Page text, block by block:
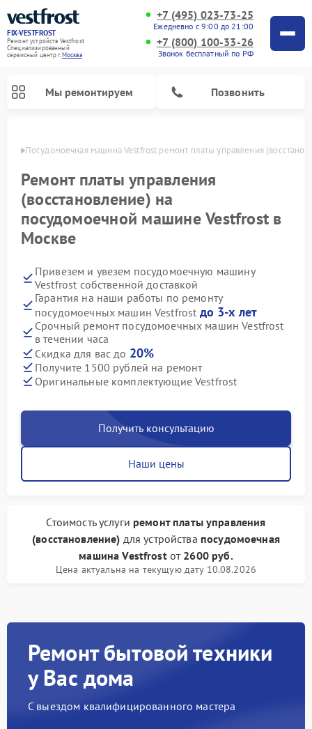
FIX-VESTFROST
Ремонт устройств Vestfrost
Специализированный
cервисный центр г.Москва
+7 (495) 023-73-25
Ежедневно с 9:00 до 21:00
+7 (800) 100-33-26
Звонок бесплатный по РФ
Мы ремонтируем Позвонить
Посудомоечная машина Vestfrost ремонт платы управления
Ремонт платы управления
(восстановление) на
посудомоечной машине Vestfrost в
Москве
Привезем и увезем посудомоечную машину
Vestfrost собственной доставкой
Гарантия на наши работы по ремонту
посудомоечных машин Vestfrost до 3-х лет
Срочный ремонт посудомоечных машин Vestfrost
в течении часа
Скидка для вас до 20%
Получите 1500 рублей на ремонт
Оригинальные комплектующие Vestfrost
Получить консультацию
Наши цены
Стоимость услуги ремонт платы управления
(восстановление) для устройства посудомоечная
машина Vestfrostот 2600 руб.
Цена актуальна на текущую дату 10.08.2026
Ремонт бытовой техники
у Вас дома
С выездом квалифицированного мастера